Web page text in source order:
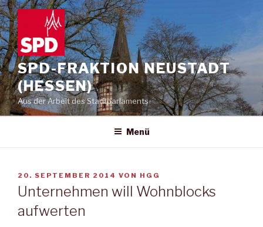
Zum
Inhalt
springen
SPD-FRAKTION NEUSTADT
(HESSEN)
Aus der Arbeit des Stadtparlaments
Menü
VERÖFFENTLICHT
AM
20. SEPTEMBER 2014 VON HGG
Unternehmen will Wohnblocks
aufwerten